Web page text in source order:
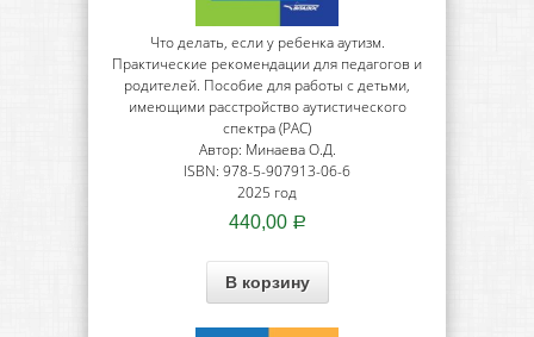
Что делать, если у ребенка аутизм.
Практические рекомендации для педагогов и
родителей. Пособие для работы с детьми,
имеющими расстройство аутистического
спектра (РАС)
Автор: Минаева О.Д.
ISBN: 978-5-907913-06-6
2025 год
440,00 Р
В корзину